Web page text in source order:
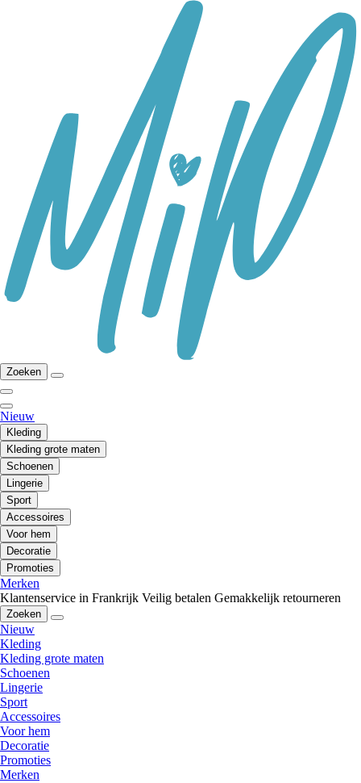
Zoeken
Nieuw
Kleding
Kleding grote maten
Schoenen
Lingerie
Sport
Accessoires
Voor hem
Decoratie
Promoties
Merken
Klantenservice in Frankrijk Veilig betalen Gemakkelijk retourneren
Zoeken
Nieuw
Kleding
Kleding grote maten
Schoenen
Lingerie
Sport
Accessoires
Voor hem
Decoratie
Promoties
Merken